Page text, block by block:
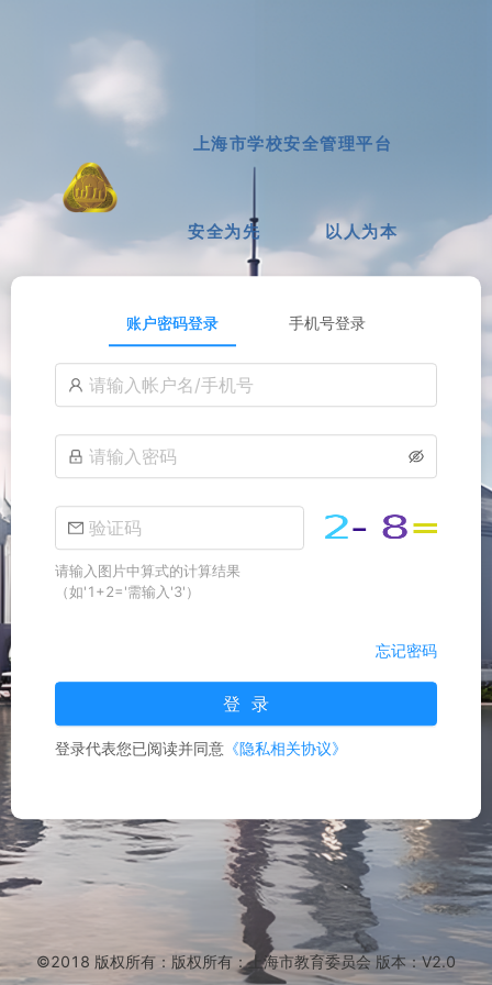
上海市学校安全管理平台
安全为先 以人为本
账户密码登录 手机号登录
请输入图片中算式的计算结果
（如'1+2='需输入'3'）
忘记密码
登 录
登录代表您已阅读并同意 《隐私相关协议》
©2018 版权所有：版权所有：上海市教育委员会 版本：V2.0